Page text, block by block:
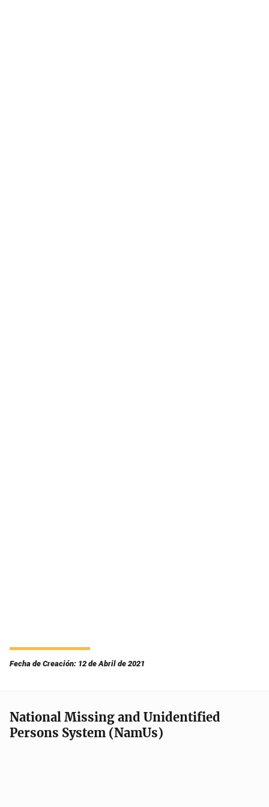
Fecha de Creación: 12 de Abril de 2021
National Missing and Unidentified
Persons System (NamUs)